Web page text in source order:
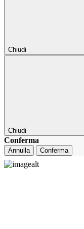
Chiudi
Chiudi
Conferma
Annulla Conferma